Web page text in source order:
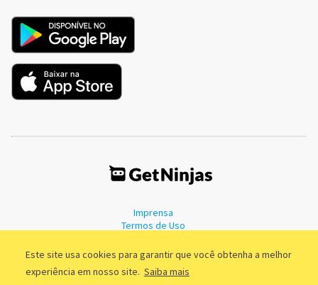
Este site usa cookies para garantir que você obtenha a melhor
experiência em nosso site. Saiba mais
Imprensa
Termos de Uso